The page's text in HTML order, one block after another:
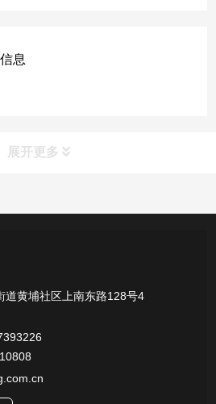
息
展开更多
用运输传媒介质）系列
本采集与保存套装系列
道黄埔社区上南东路128号4